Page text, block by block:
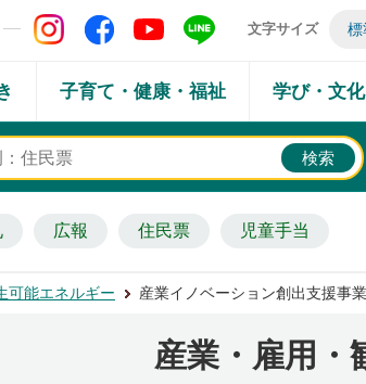
矢吹町 Instagram
矢吹町 Facebook
矢吹町 YouTube
矢吹町 LINE
文字サイズ 標
子育て・健康・福祉 学び・文
広報 住民票 児童手当
可能エネルギー 産業イノベーション創出支援事
産業・雇用・